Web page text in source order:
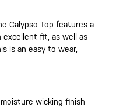
Calypso Top features a
excellent fit, as well as
is an easy-to-wear,
wicking finish